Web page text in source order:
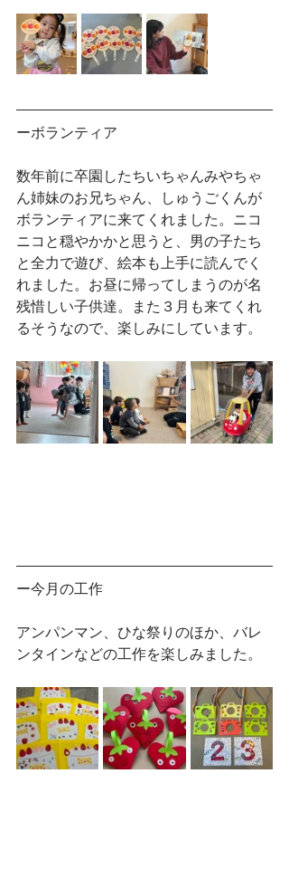
ーボランティア
数年前に卒園したちいちゃんみやちゃ
ん姉妹のお兄ちゃん、しゅうごくんが
ボランティアに来てくれました。ニコ
ニコと穏やかかと思うと、男の子たち
と全力で遊び、絵本も上手に読んでく
れました。お昼に帰ってしまうのが名
残惜しい子供達。また３月も来てくれ
るそうなので、楽しみにしています。
ー今月の工作
アンパンマン、ひな祭りのほか、バレ
ンタインなどの工作を楽しみました。